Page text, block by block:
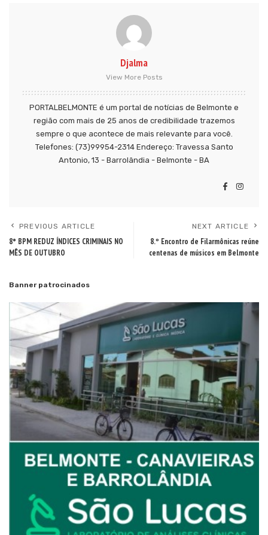
Djalma
View More Posts
PORTALBELMONTE é um portal de notícias de Belmonte e
região com mais de 25 anos de credibilidade trazemos
sempre o que acontece de mais relevante para você.
Telefones: (73)99954-2314 Endereço: Travessa Santo
Antonio, 13 - Barrolândia - Belmonte - BA
PREVIOUS ARTICLE
8° BPM REDUZ ÍNDICES CRIMINAIS NO
MÊS DE OUTUBRO
NEXT ARTICLE
8.º Encontro de Filarmônicas reúne
centenas de músicos em Belmonte
Banner patrocinados